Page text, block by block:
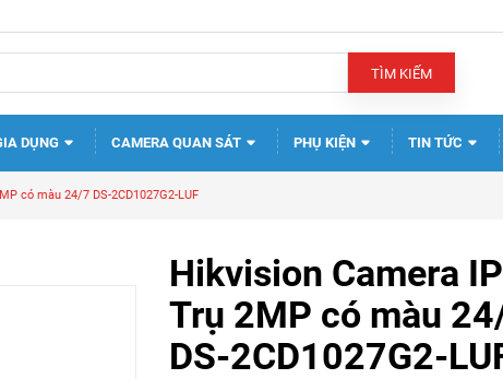
TÌM KIẾM
DỤNG CAMERA QUAN SÁT PHỤ KIỆN TIN TỨC
có màu 24/7 DS-2CD1027G2-LUF
Hikvision Camera IP
Trụ 2MP có màu
DS-2CD1027G2-